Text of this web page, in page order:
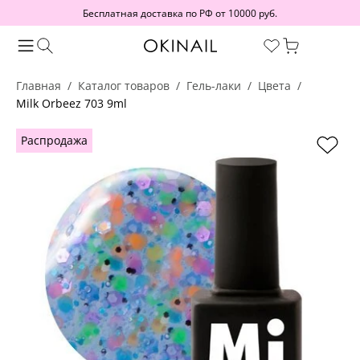
Бесплатная доставка по РФ от 10000 руб.
Главная Каталог товаров Гель-лаки
Цвета
Milk Orbeez 703 9ml
Распродажа